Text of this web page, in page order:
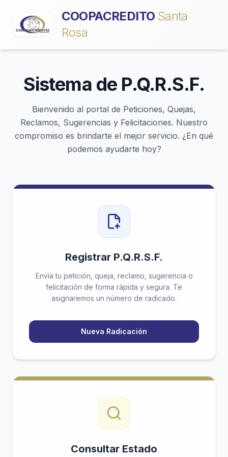
COOPACREDITO Santa
Rosa
Sistema de P.Q.R.S.F.
Bienvenido al portal de Peticiones, Quejas,
Reclamos, Sugerencias y Felicitaciones. Nuestro
compromiso es brindarte el mejor servicio. ¿En qué
podemos ayudarte hoy?
Registrar P.Q.R.S.F.
Envía tu petición, queja, reclamo, sugerencia o
felicitación de forma rápida y segura. Te
asignaremos un número de radicado.
Nueva Radicación
Consultar Estado